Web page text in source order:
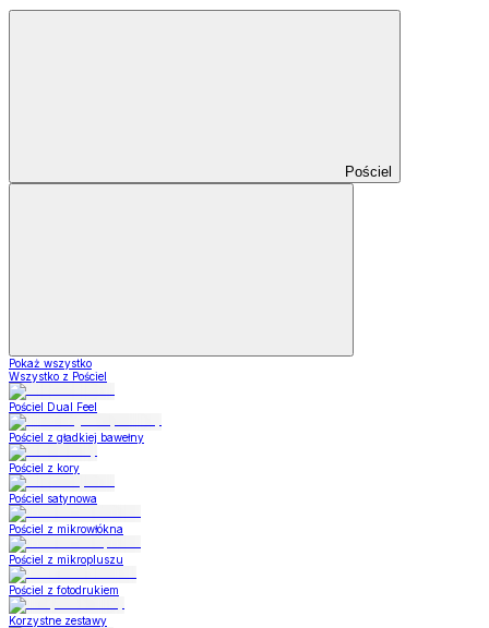
Pościel
Pokaż wszystko
Wszystko z Pościel
Pościel Dual Feel
Pościel z gładkiej bawełny
Pościel z kory
Pościel satynowa
Pościel z mikrowłókna
Pościel z mikropluszu
Pościel z fotodrukiem
Korzystne zestawy